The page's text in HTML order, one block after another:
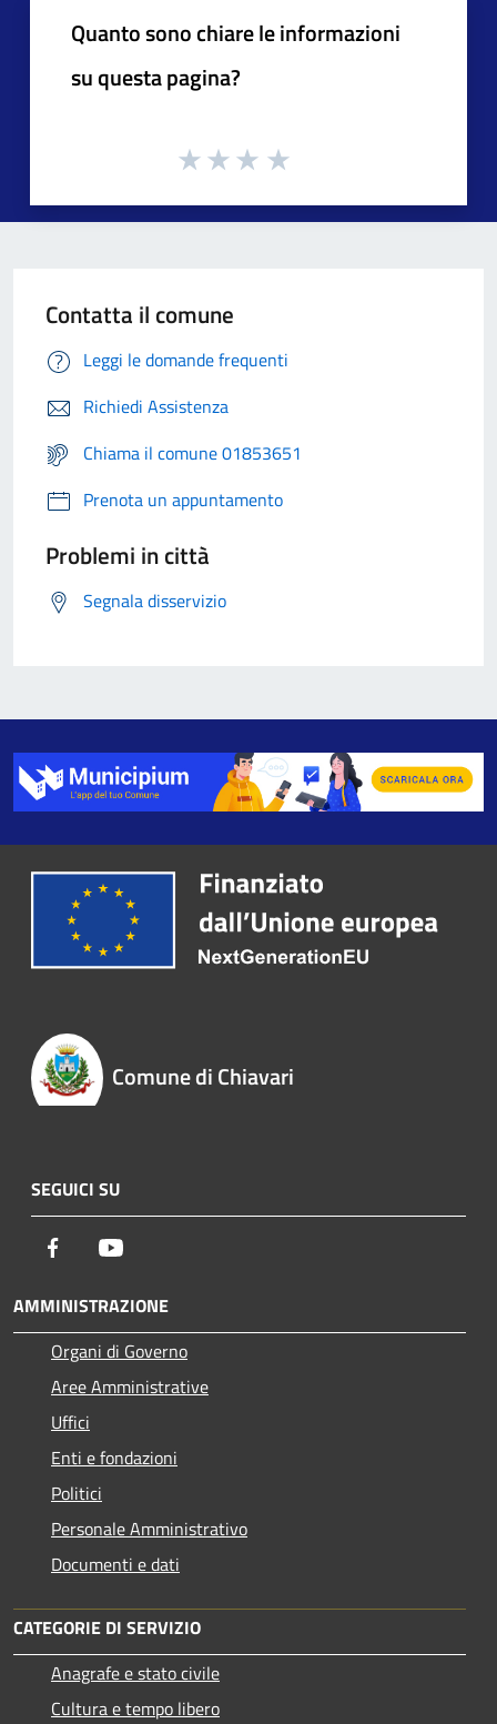
Quanto sono chiare le informazioni
su questa pagina?
Contatta il comune
Leggi le domande frequenti
Richiedi Assistenza
Chiama il comune 01853651
Prenota un appuntamento
Problemi in città
Segnala disservizio
Comune di Chiavari
SEGUICI SU
Facebook
AMMINISTRAZIONE
Organi di Governo
Aree Amministrative
Uffici
Enti e fondazioni
Politici
Personale Amministrativo
Documenti e dati
CATEGORIE DI SERVIZIO
Anagrafe e stato civile
Cultura e tempo libero